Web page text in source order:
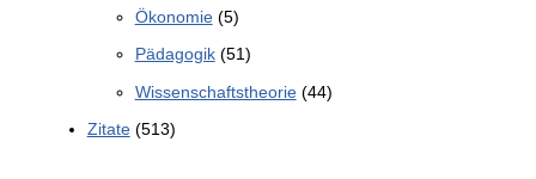
Ökonomie(5)
Pädagogik(51)
Wissenschaftstheorie(44)
Zitate(513)